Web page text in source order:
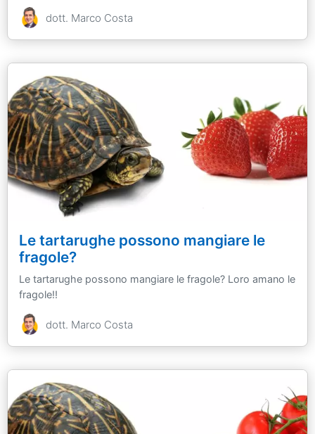
dott. Marco Costa
Le tartarughe possono mangiare le
fragole?
Le tartarughe possono mangiare le fragole? Loro amano le
fragole!!
dott. Marco Costa